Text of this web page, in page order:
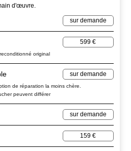
d'œuvre.
sur demande
599 €
original
sur demande
de réparation la moins chère.
peuvent différer
sur demande
159 €